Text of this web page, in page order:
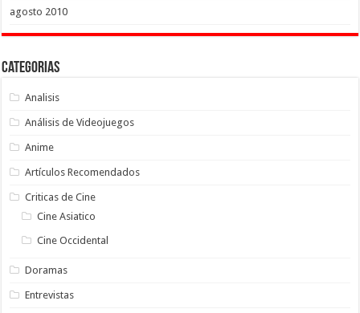
agosto 2010
Categorias
Analisis
Análisis de Videojuegos
Anime
Artículos Recomendados
Criticas de Cine
Cine Asiatico
Cine Occidental
Doramas
Entrevistas